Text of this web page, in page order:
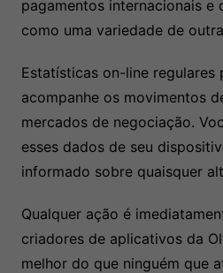
pagamentos internacionais e
como uma variedade de
Estatísticas on-line regulares
acompanhe os movimentos
mercados de negociação.
esses dados de seu
informado sobre quaisquer
Qualquer ação é
criadores de aplicativos da
melhor do que ninguém que